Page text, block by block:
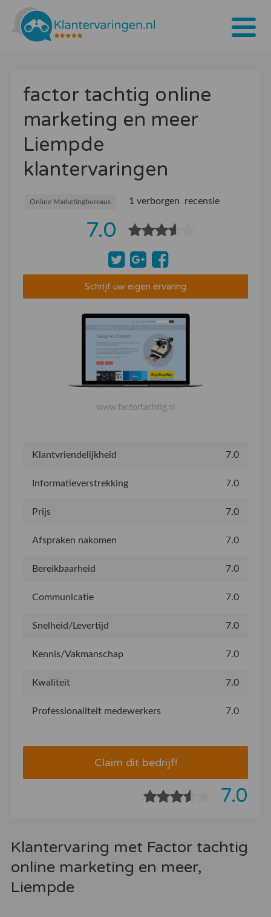
Tarieven
Bedrijven
Over ons
Blogs
Contact
Bedrijf aanmelden
factor tachtig online
marketing en meer
Liempde
klantervaringen
Online Marketingbureaus 1 verborgen recensie
7.0
Schrijf uw eigen ervaring
www.factortachtig.nl
Klantvriendelijkheid 7.0
Informatieverstrekking 7.0
Prijs 7.0
Afspraken nakomen 7.0
Bereikbaarheid 7.0
Communicatie 7.0
Snelheid/Levertijd 7.0
Kennis/Vakmanschap 7.0
Kwaliteit 7.0
Professionaliteit medewerkers 7.0
Claim dit bedrijf!
7.0
Klantervaring met Factor tachtig
online marketing en meer,
Liempde